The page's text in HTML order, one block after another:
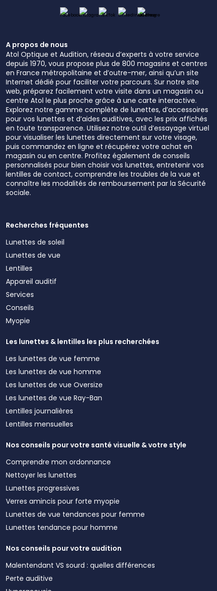
A propos de nous
Atol Optique et Audition, réseau d’experts à votre service
depuis 1970, vous propose plus de 800 magasins et centres
en France métropolitaine et d’outre-mer, ainsi qu’un site
Internet dédié pour faciliter votre parcours. Sur notre site
web, préparez facilement votre visite dans un magasin ou
centre Atol le plus proche grâce à une carte interactive.
Explorez notre gamme complète de lunettes, d’accessoires
pour vos lunettes et d’aides auditives, avec les prix affichés
en toute transparence. Utilisez notre outil d’essayage virtuel
pour visualiser les lunettes directement sur votre visage,
puis commandez en ligne et récupérez votre achat en
magasin ou en centre. Profitez également de conseils
personnalisés pour bien choisir vos lunettes, entretenir vos
lentilles de contact, comprendre les troubles de la vue et
connaître les modalités de remboursement par la Sécurité
sociale.
Recherches fréquentes
Lunettes de soleil
Lunettes de vue
Lentilles
Appareil auditif
Services
Conseils
Myopie
Les lunettes & lentilles les plus recherchées
Les lunettes de vue femme
Les lunettes de vue homme
Les lunettes de vue Oversize
Les lunettes de vue Ray-Ban
Lentilles journalières
Lentilles mensuelles
Nos conseils pour votre santé visuelle & votre style
Comprendre mon ordonnance
Nettoyer les lunettes
Lunettes progressives
Verres amincis pour forte myopie
Lunettes de vue tendances pour femme
Lunettes tendance pour homme
Nos conseils pour votre audition
Malentendant VS sourd : quelles différences
Perte auditive